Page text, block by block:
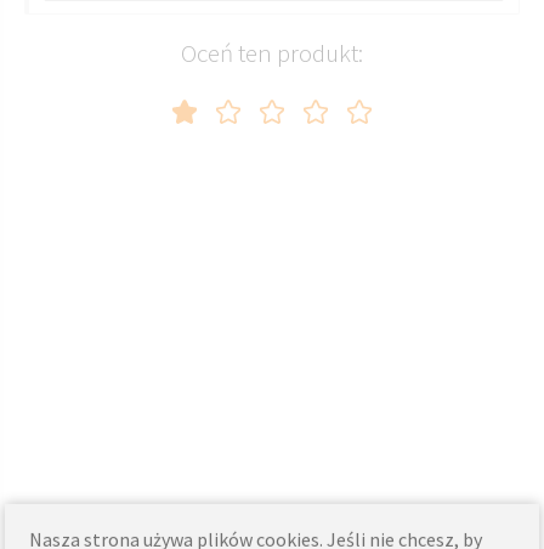
Oceń ten produkt:
Nasza strona używa plików cookies. Jeśli nie chcesz, by